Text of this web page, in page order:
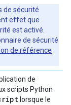
de sécurité
effet que
est activé.
de sécurité
de référence
de
scripts Python
lorsque le